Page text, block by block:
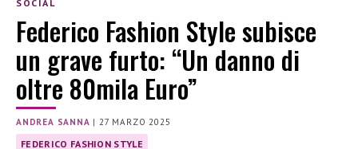
SOCIAL
Federico Fashion Style subisce
un grave furto: “Un danno di
oltre 80mila Euro”
ANDREA SANNA |27 MARZO 2025
FEDERICO FASHION STYLE